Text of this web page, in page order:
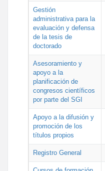
Gestión
administrativa para la
evaluación y defensa
de la tesis de
doctorado
Asesoramiento y
apoyo a la
planificación de
congresos científicos
por parte del SGI
Apoyo a la difusión y
promoción de los
títulos propios
Registro General